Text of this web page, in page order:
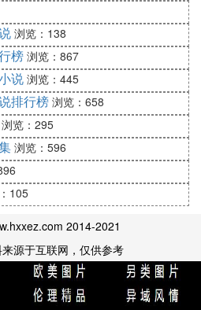
浏览：138
榜 浏览：867
说 浏览：445
排行榜 浏览：658
浏览：295
浏览：596
105
2014-2021
源于互联网，仅供参考